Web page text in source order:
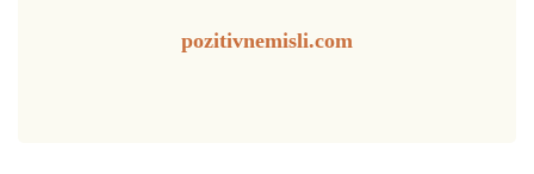
pozitivnemisli.com